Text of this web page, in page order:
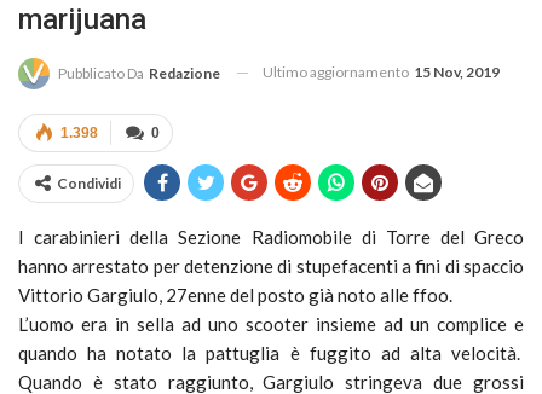
marijuana
Pubblicato Da Redazione Ultimo aggiornamento 15 Nov, 2019
0
1.398
Condividi
I carabinieri della Sezione Radiomobile di Torre del Greco
hanno arrestato per detenzione di stupefacenti a fini di spaccio
Vittorio Gargiulo, 27enne del posto già noto alle ffoo.
L’uomo era in sella ad uno scooter insieme ad un complice e
quando ha notato la pattuglia è fuggito ad alta velocità.
Quando è stato raggiunto, Gargiulo stringeva due grossi